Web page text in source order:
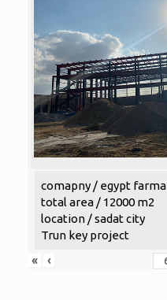
comapny / egypt farma
total area / 12000 m2
location / sadat city
Trun key project
«
‹